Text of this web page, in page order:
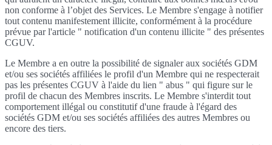
non conforme à l’objet des Services. Le Membre s'engage à notifier
tout contenu manifestement illicite, conformément à la procédure
prévue par l'article " notification d'un contenu illicite " des présentes
CGUV.
Le Membre a en outre la possibilité de signaler aux sociétés GDM
et/ou ses sociétés affiliées le profil d'un Membre qui ne respecterait
pas les présentes CGUV à l'aide du lien " abus " qui figure sur le
profil de chacun des Membres inscrits. Le Membre s'interdit tout
comportement illégal ou constitutif d'une fraude à l'égard des
sociétés GDM et/ou ses sociétés affiliées des autres Membres ou
encore des tiers.